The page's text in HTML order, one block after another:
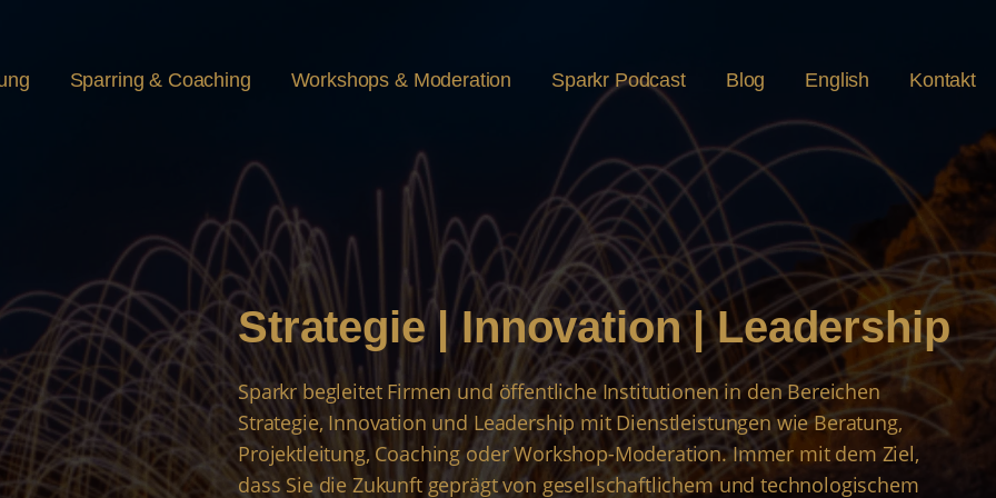
Sparring & Coaching Workshops & Moderation Sparkr Podcast Blog English Kontakt
Strategie | Innovation | Leadership
Sparkr begleitet Firmen und öffentliche Institutionen in den Bereichen
Strategie, Innovation und Leadership mit Dienstleistungen wie Beratung,
Projektleitung, Coaching oder Workshop-Moderation. Immer mit dem Ziel,
dass Sie die Zukunft geprägt von gesellschaftlichem und technologischem